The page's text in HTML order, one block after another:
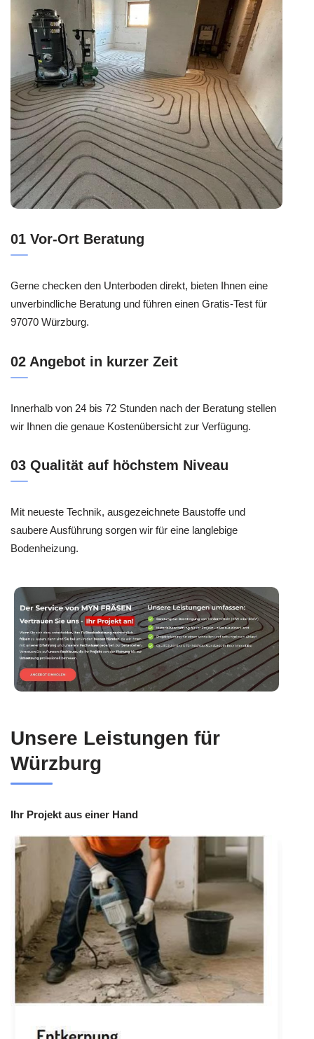
01 Vor-Ort Beratung
Gerne checken den Unterboden direkt, bieten Ihnen eine
unverbindliche Beratung und führen einen Gratis-Test für
97070 Würzburg.
02 Angebot in kurzer Zeit
Innerhalb von 24 bis 72 Stunden nach der Beratung stellen
wir Ihnen die genaue Kostenübersicht zur Verfügung.
03 Qualität auf höchstem Niveau
Mit neueste Technik, ausgezeichnete Baustoffe und
saubere Ausführung sorgen wir für eine langlebige
Bodenheizung.
Unsere Leistungen für
Würzburg
Ihr Projekt aus einer Hand